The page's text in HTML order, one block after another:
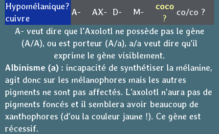
Hypomélanique?
cuivre
A- AX- D- M-
coco
?
co/co ?
A- veut dire que l'Axolotl ne possède pas le gène
(A/A), ou est porteur (A/a), a/a veut dire qu'il
exprime le gène visiblement.
Albinisme (a) : incapacité de synthétiser la mélanine,
agit donc sur les mélanophores mais les autres
pigments ne sont pas affectés. L'axolotl n'aura pas de
pigments foncés et il semblera avoir beaucoup de
xanthophores (d'ou la couleur jaune !). Ce gène est
récessif.